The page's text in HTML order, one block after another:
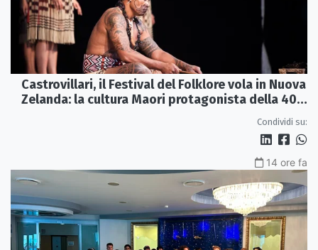
Castrovillari, il Festival del Folklore vola in Nuova
Zelanda: la cultura Maori protagonista della 40ª
Condividi su:
14 ore fa